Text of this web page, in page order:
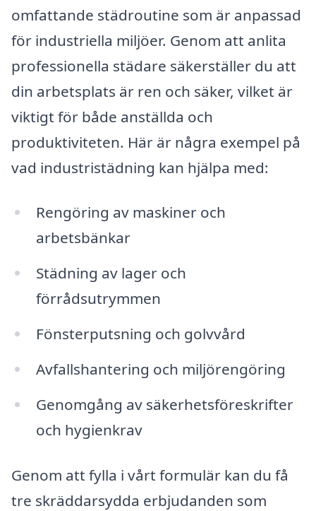
omfattande städroutine som är anpassad
för industriella miljöer. Genom att anlita
professionella städare säkerställer du att
din arbetsplats är ren och säker, vilket är
viktigt för både anställda och
produktiviteten. Här är några exempel på
vad industristädning kan hjälpa med:
Rengöring av maskiner och
arbetsbänkar
Städning av lager och
förrådsutrymmen
Fönsterputsning och golvvård
Avfallshantering och miljörengöring
Genomgång av säkerhetsföreskrifter
och hygienkrav
Genom att fylla i vårt formulär kan du få
tre skräddarsydda erbjudanden som